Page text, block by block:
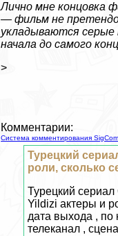
Лично мне концовка
— фильм не
укладываются
начала до самого
>
Комментарии:
Система комментирования
Турецкий
роли, сколько
Турецкий
Yildizi актеры и
дата выхода , по
телеканал ,